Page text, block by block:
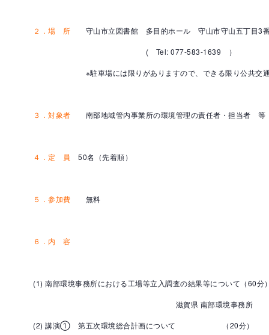
２．場 所 守山市立図書館 多目的ホール 守山市守山五丁目3
( Tel: 077-583-1639 ）
※駐車場には限りがありますので、できる限り公共交通機
３．対象者 南部地域管内事業所の環境管理の責任者・担当者 等
４．定 員 50名（先着順）
５．参加費 無料
６．内 容
(1) 南部環境事務所における工場等立入調査の結果等について（60分
滋賀県 南部環境事務所
(2) 講演① 第五次環境総合計画について （20分）